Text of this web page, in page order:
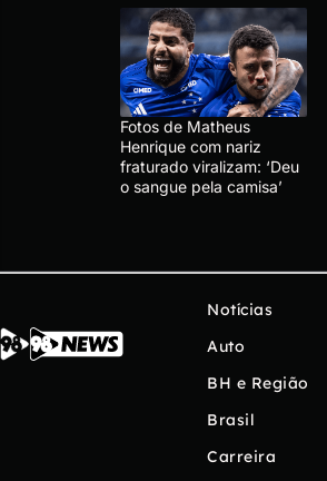
Fotos de Matheus
Henrique com nariz
fraturado viralizam: ‘Deu
o sangue pela camisa’
Notícias
Auto
BH e Região
Brasil
Carreira